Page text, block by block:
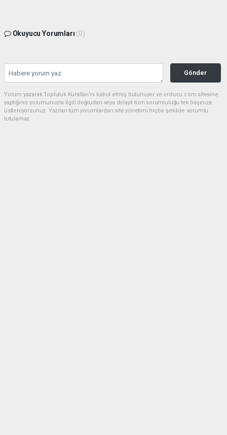
Okuyucu Yorumları (0)
Gönder
Yorum yazarak Topluluk Kuralları’nı kabul etmiş bulunuyor ve orducu.com sitesine
yaptığınız yorumunuzla ilgili doğrudan veya dolaylı tüm sorumluluğu tek başınıza
üstleniyorsunuz. Yazılan tüm yorumlardan site yönetimi hiçbir şekilde sorumlu
tutulamaz.